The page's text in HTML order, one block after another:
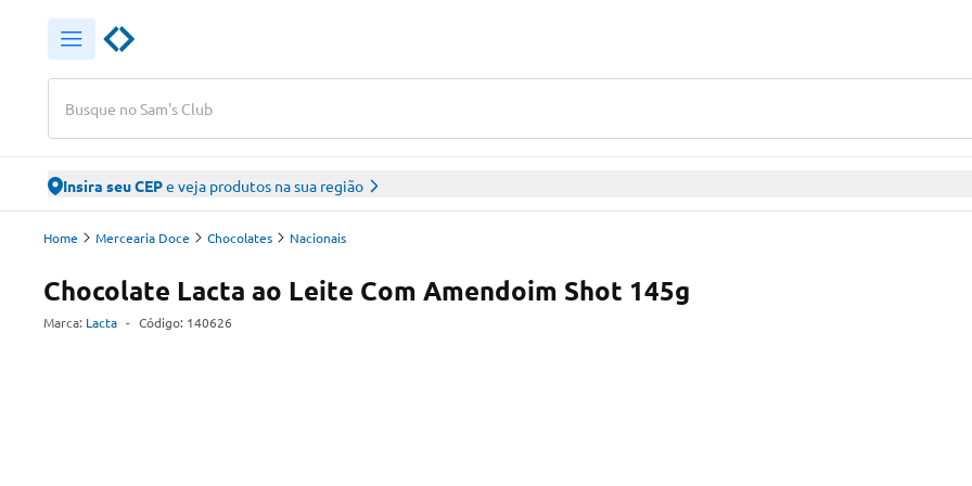
Busque no Sam's Club
Insira seu CEPe veja produtos na sua região
Home Mercearia Doce Chocolates Nacionais
Chocolate Lacta ao Leite Com Amendoim Shot 145g
Marca: Lacta - Código: 140626